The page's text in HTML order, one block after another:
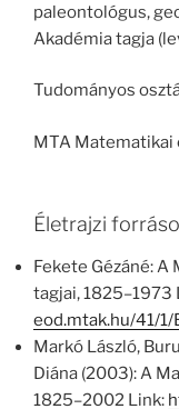
paleontológus,
Akadémia tagja
Tudományos
MTA Matematikai
Életrajzi
Fekete Gézáné: A
tagjai, 1825–1973
eod.mtak.hu/41/1/
Markó László,
Diána (2003): A
1825–2002 Link: